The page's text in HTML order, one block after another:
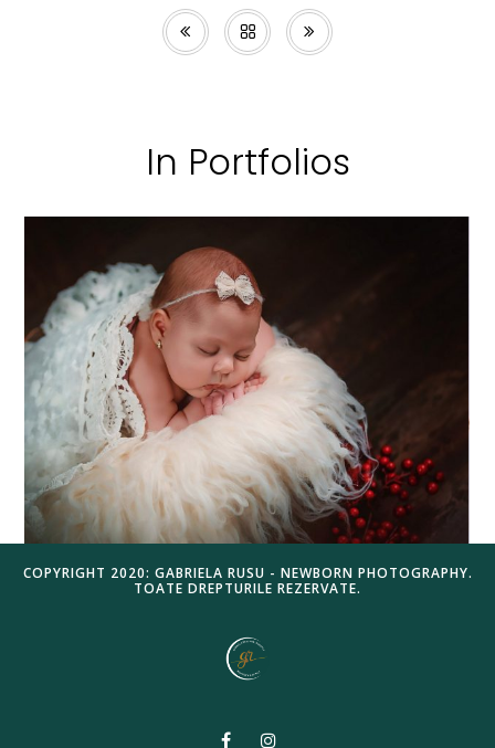
In Portfolios
COPYRIGHT 2020: GABRIELA RUSU - NEWBORN PHOTOGRAPHY.
TOATE DREPTURILE REZERVATE.